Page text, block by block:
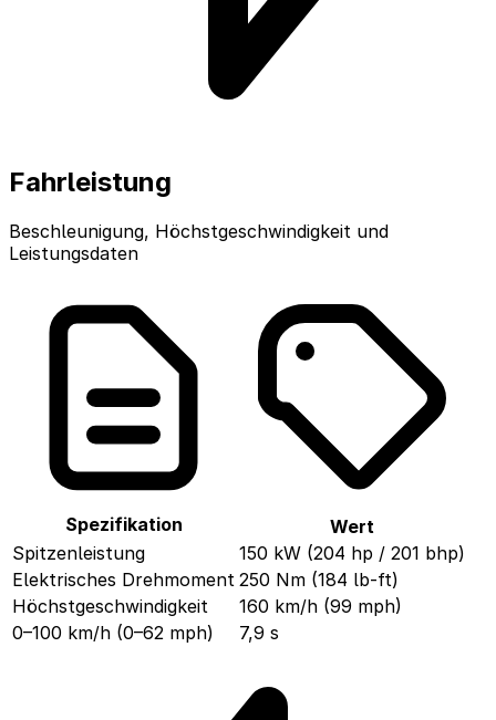
Fahrleistung
Beschleunigung, Höchstgeschwindigkeit und
Leistungsdaten
Spezifikation
Wert
Spitzenleistung
150 kW (204 hp / 201 bhp)
Elektrisches Drehmoment 250 Nm (184 lb-ft)
Höchstgeschwindigkeit
160 km/h (99 mph)
0–100 km/h (0–62 mph)
7,9 s